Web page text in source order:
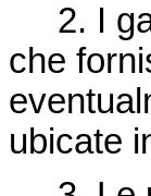
2. I
che
ubicate